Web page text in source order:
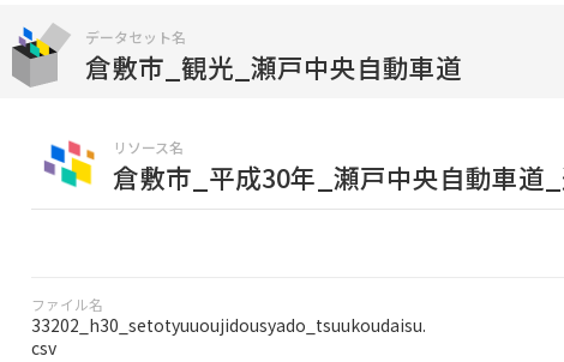
データセット名
倉敷市_観光_瀬戸中央自動車道
リソース名
倉敷市_平成30年_瀬戸中央自動車道
ファイル名
33202_h30_setotyuuoujidousyado_tsuukoudaisu.
csv